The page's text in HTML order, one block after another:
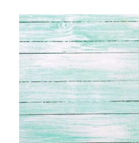
”korrekt